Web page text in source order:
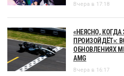
Вчера в 17:18
«НЕЯСНО, КОГДА
ПРОИЗОЙДЁТ»:
ОБНОВЛЕНИЯХ
AMG
Вчера в 16:17